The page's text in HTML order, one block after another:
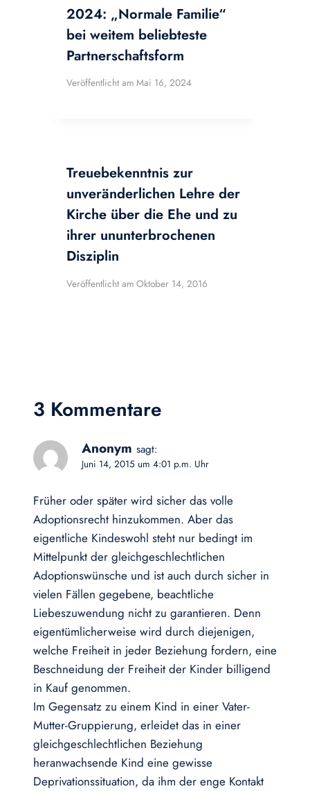
2024: „Normale Familie“
bei weitem beliebteste
Partnerschaftsform
Veröffentlicht am Mai 16, 2024
Treuebekenntnis zur
unveränderlichen Lehre der
Kirche über die Ehe und zu
ihrer ununterbrochenen
Disziplin
Veröffentlicht am Oktober 14, 2016
3 Kommentare
Anonym sagt:
Juni 14, 2015 um 4:01 p.m. Uhr
Früher oder später wird sicher das volle
Adoptionsrecht hinzukommen. Aber das
eigentliche Kindeswohl steht nur bedingt im
Mittelpunkt der gleichgeschlechtlichen
Adoptionswünsche und ist auch durch sicher in
vielen Fällen gegebene, beachtliche
Liebeszuwendung nicht zu garantieren. Denn
eigentümlicherweise wird durch diejenigen,
welche Freiheit in jeder Beziehung fordern, eine
Beschneidung der Freiheit der Kinder billigend
in Kauf genommen.
Im Gegensatz zu einem Kind in einer Vater-
Mutter-Gruppierung, erleidet das in einer
gleichgeschlechtlichen Beziehung
heranwachsende Kind eine gewisse
Deprivationssituation, da ihm der enge Kontakt